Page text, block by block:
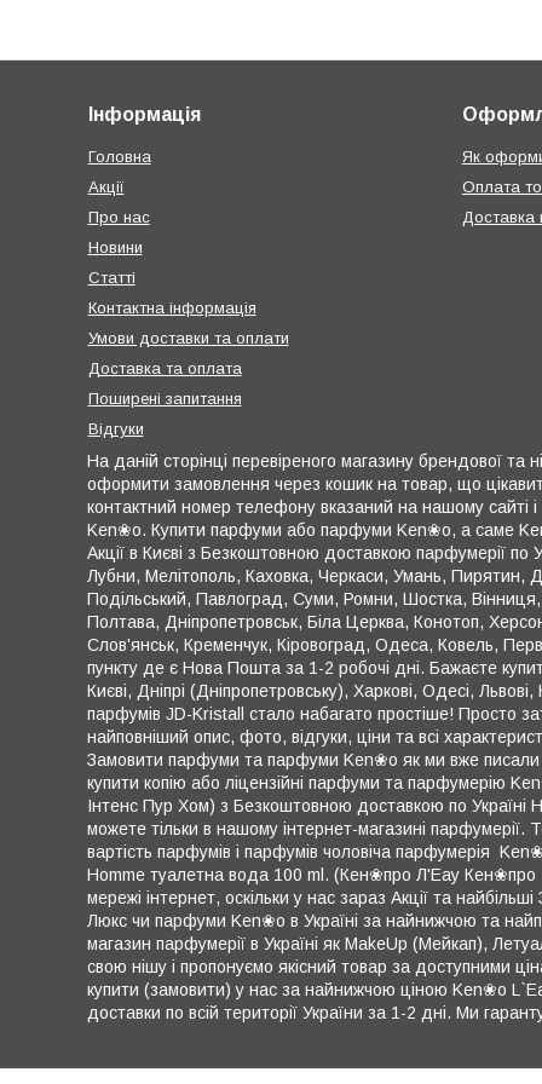
Інформація
Головна
Акції
Про нас
Новини
Статті
Контактна інформація
Умови доставки та оплати
Доставка та оплата
Поширені запитання
Відгуки
Як
Оплата
Доставка
На даній сторінці перевіреного магазину брендової та
оформити замовлення через кошик на товар, що
контактний номер телефону вказаний на нашому сайті
Ken❀o. Купити парфуми або парфуми Ken❀o, а саме
Акції в Києві з Безкоштовною доставкою парфумерії по
Лубни, Мелітополь, Каховка, Черкаси, Умань, Пирятин,
Подільський, Павлоград, Суми, Ромни, Шостка,
Полтава, Дніпропетровськ, Біла Церква, Конотоп,
Слов'янськ, Кременчук, Кіровоград, Одеса, Ковель,
пункту де є Нова Пошта за 1-2 робочі дні. Бажаєте
Києві, Дніпрі (Дніпропетровську), Харкові, Одесі,
парфумів JD-Kristall стало набагато простіше! Просто
найповніший опис, фото, відгуки, ціни та всі
Замовити парфуми та парфуми Ken❀o як ми вже
купити копію або ліцензійні парфуми та парфумерію
Інтенс Пур Хом) з Безкоштовною доставкою по
можете тільки в нашому інтернет-магазині
вартість парфумів і парфумів чоловіча парфумерія
Homme туалетна вода 100 ml. (Кен❀про Л'Еау Кен❀про
мережі інтернет, оскільки у нас зараз Акції та
Люкс чи парфуми Ken❀o в Україні за найнижчою та
магазин парфумерії в Україні як MakeUp (Мейкап),
свою нішу і пропонуємо якісний товар за доступними
купити (замовити) у нас за найнижчою ціною Ken❀o
доставки по всій території України за 1-2 дні. Ми